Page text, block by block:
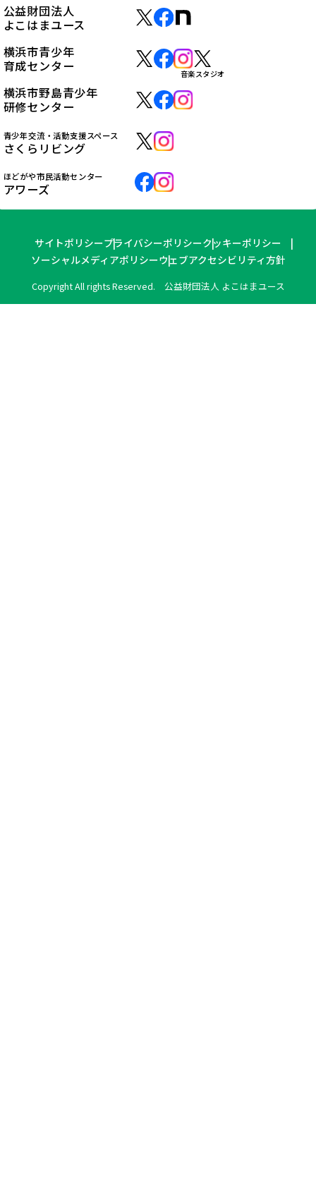
公益財団法人
よこはまユース
横浜市青少年
育成センター
音楽スタジオ
横浜市野島青少年
研修センター
青少年交流・活動支援スペース
さくらリビング
ほどがや市民活動センター
アワーズ
サイトポリシープライバシーポリシークッキーポリシー
ソーシャルメディアポリシーウェブアクセシビリティ方針
Copyright All rights Reserved. 公益財団法人 よこはまユース